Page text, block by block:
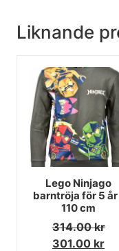
Liknande
Lego Ninjago
barntröja för 5
110 cm
314.00kr
301.00 kr